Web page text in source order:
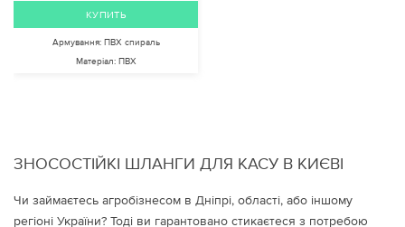
КУПИТЬ
Армування: ПВХ спираль
Матеріал: ПВХ
ЗНОСОСТІЙКІ ШЛАНГИ ДЛЯ КАСУ В КИЄВІ
Чи займаєтесь агробізнесом в Дніпрі, області, або іншому
регіоні України? Тоді ви гарантовано стикаєтеся з потребою